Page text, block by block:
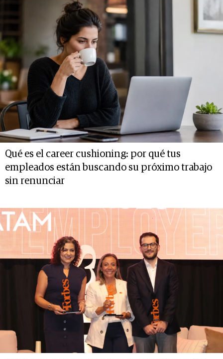
Qué es el career cushioning: por qué tus
empleados están buscando su próximo trabajo
sin renunciar